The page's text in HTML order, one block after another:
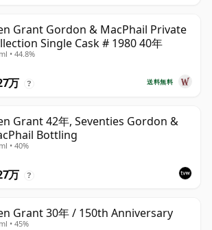
Grant Gordon & MacPhail Private
Single Cask # 1980 40年
• 44.8%
送料無料
万 ?
Grant 42年, Seventies Gordon &
Bottling
• 40%
万 ?
Grant 30年 / 150th Anniversary
• 45%